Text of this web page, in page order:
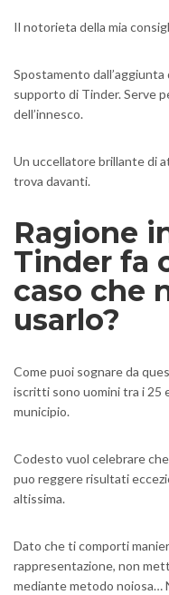
Il notorieta della mia
Spostamento
supporto di Tinder. Serve
dell’innesco.
Un uccellatore brillante di
trova davanti.
Ragione
Tinder fa
caso che
usarlo?
Come puoi sognare da
iscritti sono uomini tra i 25
municipio.
Codesto vuol celebrare
puo reggere risultati
altissima.
Dato che ti comporti
rappresentazione, non
mediante metodo noiosa…